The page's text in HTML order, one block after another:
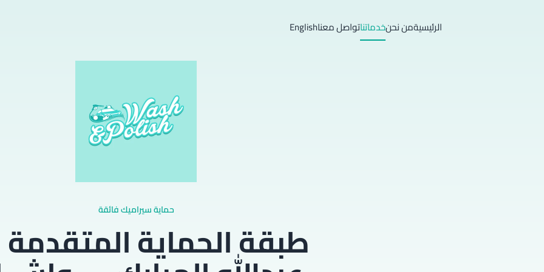
الرئيسيةمن نحنخدماتناتواصل معناEnglish
حماية سيراميك فائقة
طبقة الحماية